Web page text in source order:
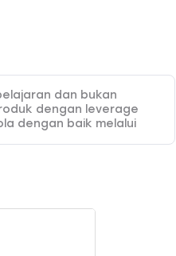
dan bukan
dengan leverage
dengan baik melalui